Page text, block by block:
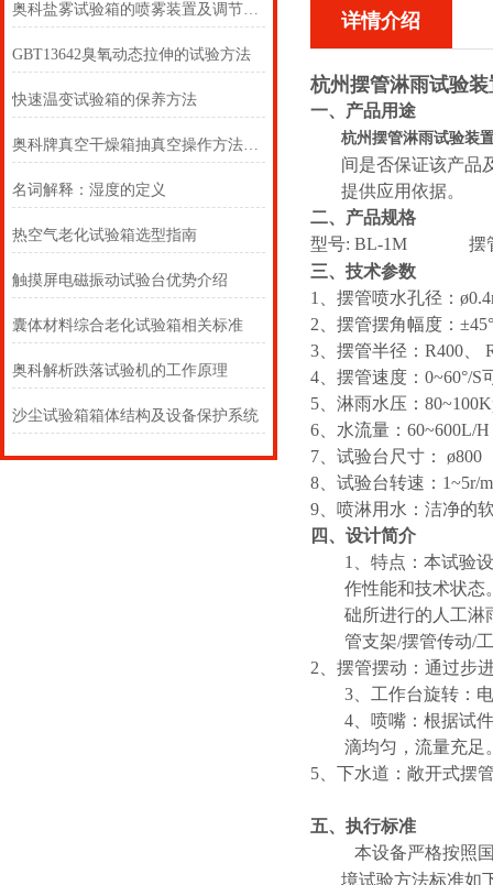
奥科盐雾试验箱的喷雾装置及调节方法
GBT13642臭氧动态拉伸的试验方法
快速温变试验箱的保养方法
奥科牌真空干燥箱抽真空操作方法及箱体结构示意图
名词解释：湿度的定义
热空气老化试验箱选型指南
触摸屏电磁振动试验台优势介绍
囊体材料综合老化试验箱相关标准
奥科解析跌落试验机的工作原理
沙尘试验箱箱体结构及设备保护系统
详情介绍
杭州摆管淋雨试验
一、产品用途
杭州摆管淋雨试验装
间是否保证该产品
提供应用依据。
二、产品规格
型号: BL-1M
摆管
三、技术参数
1、摆管喷水孔径：
2、摆管摆角幅度：
3、摆管半径：R400、
4、摆管速度：0~60°/S
5、淋雨水压：
6、水流量：60~600L/H
7、试验台尺寸： ø800
8、试验台转速：1~5r/
9、喷淋用水：洁净的
四、设计简介
1、特点：本试验
作性能和技术状态
础所进行的人工淋
管支架/摆管传动/
2、摆管摆动：通过步
3、工作台旋转：
4、喷嘴：根据试
滴均匀，流量充足
5、下水道：敞开式摆
五、执行标准
本设备严格按照
境试验方法标准如